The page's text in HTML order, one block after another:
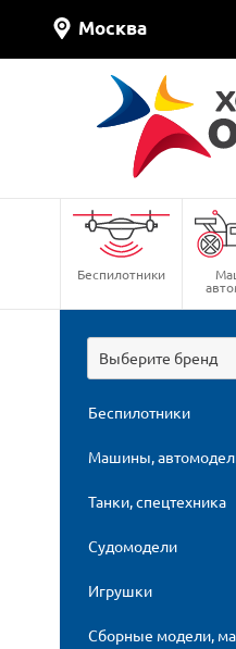
Москва
Беспилотники
Выберите бренд
Беспилотники
Машины,
Танки, спецтехника
Судомодели
Игрушки
Сборные модели,